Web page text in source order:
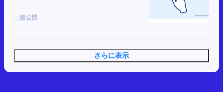
一般公開
さらに表示